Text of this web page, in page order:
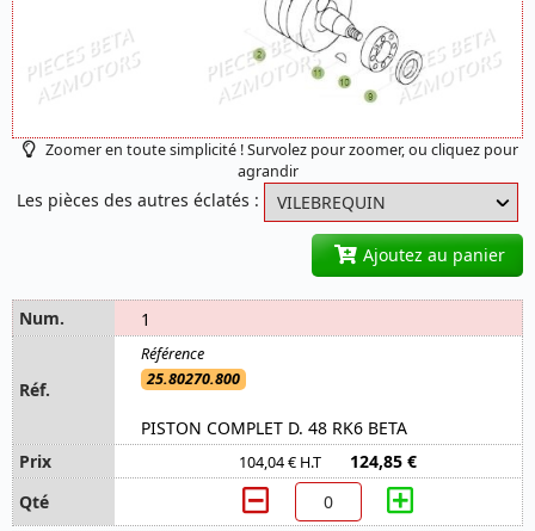
Zoomer en toute simplicité ! Survolez pour zoomer, ou cliquez pour
agrandir
Les pièces des autres éclatés :
Ajoutez au panier
1
25.80270.800
PISTON COMPLET D. 48 RK6 BETA
104,04 € H.T 124,85 €